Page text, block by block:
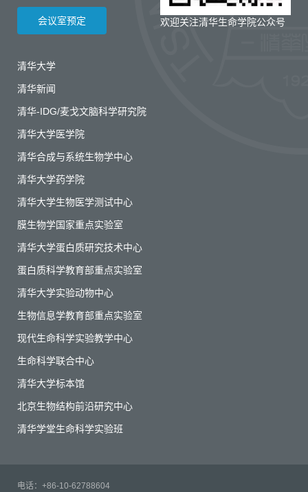
欢迎关注清华生命学院公众号
会议室预定
清华大学
清华新闻
清华-IDG/麦戈文脑科学研究院
清华大学医学院
清华合成与系统生物学中心
清华大学药学院
清华大学生物医学测试中心
膜生物学国家重点实验室
清华大学蛋白质研究技术中心
蛋白质科学教育部重点实验室
清华大学实验动物中心
生物信息学教育部重点实验室
现代生命科学实验教学中心
生命科学联合中心
清华大学标本馆
北京生物结构前沿研究中心
清华学堂生命科学实验班
电话：+86-10-62788604